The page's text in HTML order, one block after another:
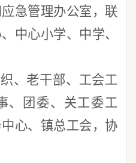
应急管理办公室 ， 联
中心小学、中学、
、 老干部、 工会工
、团委、关工委工
心、 镇总工会 ， 协